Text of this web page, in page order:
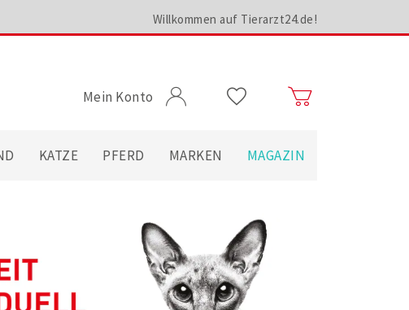
Willkommen auf Tierarzt24.de!
Mein Konto
KATZE PFERD MARKEN MAGAZIN